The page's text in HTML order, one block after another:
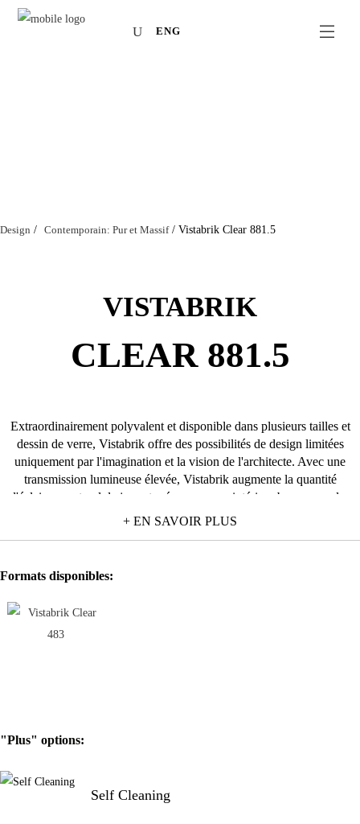
ENG
Design / Contemporain: Pur et Massif/ Vistabrik Clear 881.5
VISTABRIK
CLEAR 881.5
Extraordinairement polyvalent et disponible dans plusieurs tailles et
dessin de verre, Vistabrik offre des possibilités de design limitées
uniquement par l'imagination et la vision de l'architecte. Avec une
transmission lumineuse élevée, Vistabrik augmente la quantité
d'éclairage naturel de jour et crée un espace intérieur beaucoup plus
attrayant. En bref, aucun autre matériau de construction comparable
briques de verre solide Vistabrik permettent de créer des panneaux
durables et transparents pour l'intérieur et l'extérieur.Solidité et sécurité
observation claire à travers des parois en briques de verre de 4 cm
d'épaisseur dans les zones où la surveillance visuelle est indispensable.
+ EN SAVOIR PLUS
Formats disponibles:
"Plus" options:
Self Cleaning